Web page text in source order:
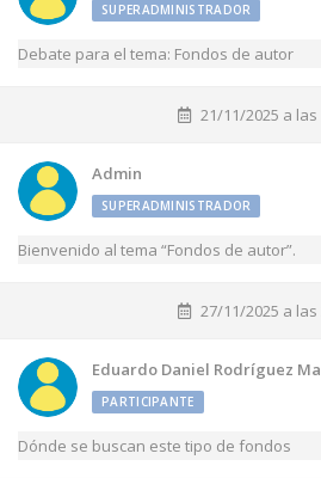
SUPERADMINISTRADOR
Debate para el tema: Fondos de autor
21/11/2025 a las
Admin
SUPERADMINISTRADOR
Bienvenido al tema “Fondos de autor”.
27/11/2025 a las
Eduardo Daniel Rodríguez
PARTICIPANTE
Dónde se buscan este tipo de fondos